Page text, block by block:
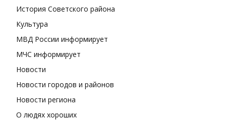
История Советского района
Культура
МВД России информирует
МЧС информирует
Новости
Новости городов и районов
Новости региона
О людях хороших